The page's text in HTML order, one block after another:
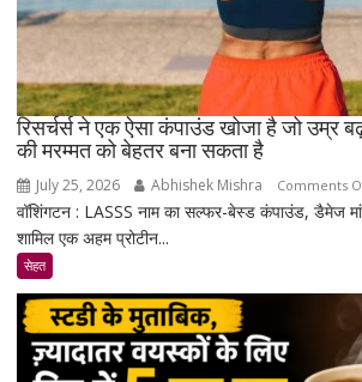
रिसर्चर्स ने एक ऐसा कंपाउंड खोजा है जो उम्र
की मरम्मत को बेहतर बना सकता है
July 25, 2026 Abhishek Mishra Comments
वॉशिंगटन : LASSS नाम का सल्फर-बेस्ड कंपाउंड, डैमेज
शामिल एक अहम प्रोटीन...
सेहत